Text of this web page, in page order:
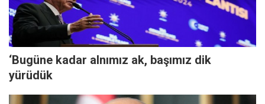
‘Bugüne kadar alnımız ak, başımız dik
yürüdük